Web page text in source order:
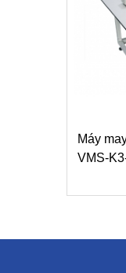
Máy
VMS-